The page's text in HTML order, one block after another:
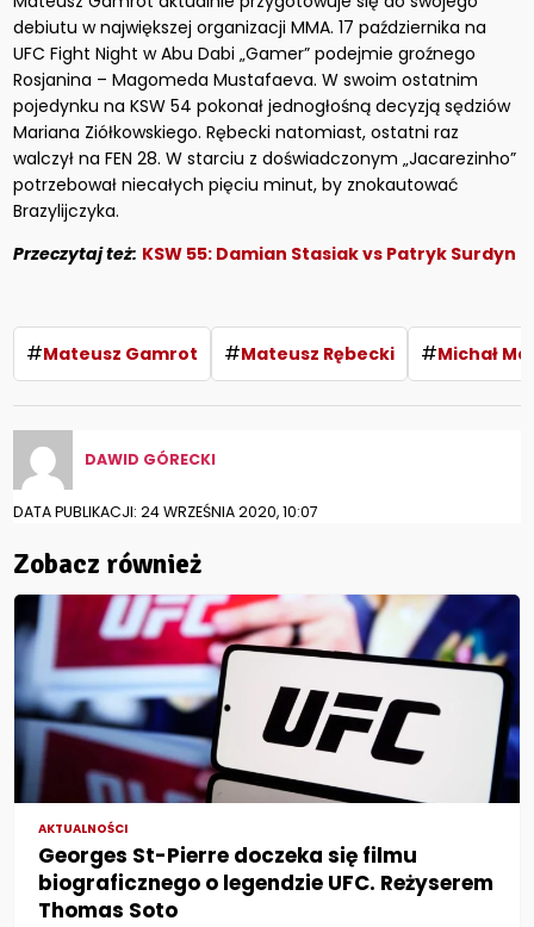
debiutu w największej organizacji MMA. 17 października na
UFC Fight Night w Abu Dabi „Gamer” podejmie groźnego
Rosjanina – Magomeda Mustafaeva. W swoim ostatnim
pojedynku na KSW 54 pokonał jednogłośną decyzją sędziów
Mariana Ziółkowskiego. Rębecki natomiast, ostatni raz
walczył na FEN 28. W starciu z doświadczonym „Jacarezinho”
potrzebował niecałych pięciu minut, by znokautować
Brazylijczyka.
Przeczytaj też: KSW 55: Damian Stasiak vs Patryk Surdyn
#Mateusz Gamrot #Mateusz Rębecki #Michał
DAWID GÓRECKI
DATA PUBLIKACJI: 24 WRZEŚNIA 2020, 10:07
Zobacz również
AKTUALNOŚCI
Georges St-Pierre doczeka się filmu
biograficznego o legendzie UFC. Reżyserem
Thomas Soto